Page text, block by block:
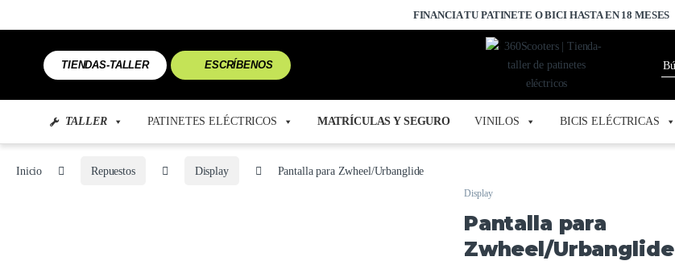
FINANCIA TU PATINETE O BICI HASTA EN 18 MESES
TIENDAS-TALLER ESCRÍBENOS
TALLER PATINETES ELÉCTRICOS MATRÍCULAS Y SEGURO VINILOS BICIS ELÉCTRICAS
Inicio Repuestos Display Pantalla para Zwheel/Urbanglide
Display
Pantalla para
Zwheel/Urbanglide